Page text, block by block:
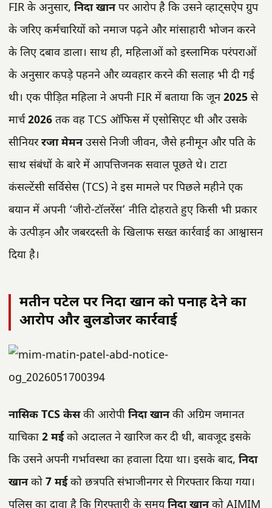
FIR के अनुसार, निदा खानपर आरोप है कि उसने व्हाट्सऐप ग्रुप
के जरिए कर्मचारियों को नमाज पढ़ने और मांसाहारी भोजन करने
के लिए दबाव डाला। साथ ही, महिलाओं को इस्लामिक परंपराओं
के अनुसार कपड़े पहनने और व्यवहार करने की सलाह भी दी गई
थी। एक पीड़ित महिला ने अपनी FIR में बताया कि जून2025 से
मार्च2026 तक वह TCS ऑफिस में एसोसिएट थी और उसके
सीनियररजा मेमनउससे निजी जीवन, जैसे हनीमून और पति के
साथ संबंधों के बारे में आपत्तिजनक सवाल पूछते थे। टाटा
कंसल्टेंसी सर्विसेस (TCS) ने इस मामले पर पिछले महीने एक
बयान में अपनी ‘जीरो-टॉलरेंस’ नीति दोहराते हुए किसी भी प्रकार
के उत्पीड़न और जबरदस्ती के खिलाफ सख्त कार्रवाई का आश्वासन
दिया है।
मतीन पटेल पर निदा खान को पनाह देने का
आरोप और बुलडोजर कार्रवाई
नासिक TCS केसकी आरोपी निदा खानकी अग्रिम जमानत
याचिका 2 मईको अदालत ने खारिज कर दी थी, बावजूद इसके
कि उसने अपनी गर्भावस्था का हवाला दिया था। इसके बाद, निदा
खानको 7 मईको छत्रपति संभाजीनगर से गिरफ्तार किया गया।
पुलिस का दावा है कि गिरफ्तारी के समयनिदा खानको AIMIM